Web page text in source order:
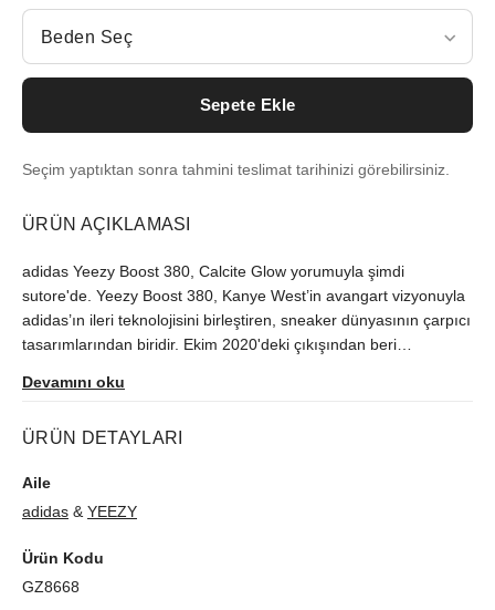
Beden Seç
Beden Seç
Sepete Ekle
Seçim yaptıktan sonra tahmini teslimat tarihinizi görebilirsiniz.
ÜRÜN AÇIKLAMASI
adidas Yeezy Boost 380, Calcite Glow yorumuyla şimdi
sutore'de. Yeezy Boost 380, Kanye West’in avangart vizyonuyla
adidas’ın ileri teknolojisini birleştiren, sneaker dünyasının çarpıcı
tasarımlarından biridir. Ekim 2020'deki çıkışından beri
size ulaştırılır.
Devamını oku
ÜRÜN DETAYLARI
Aile
adidas & YEEZY
Ürün Kodu
GZ8668